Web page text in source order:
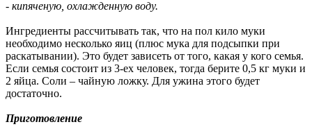
- кипяченую, охлажденную воду.
Ингредиенты рассчитывать так, что на пол кило муки
необходимо несколько яиц (плюс мука для подсыпки при
раскатывании). Это будет зависеть от того, какая у кого семья.
Если семья состоит из 3-ех человек, тогда берите 0,5 кг муки и
2 яйца. Соли – чайную ложку. Для ужина этого будет
достаточно.
Приготовление